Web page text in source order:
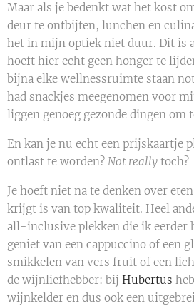
Maar als je bedenkt wat het kost
deur te ontbijten, lunchen en
het in mijn optiek niet duur. Dit is
hoeft hier echt geen honger te
bijna elke wellnessruimte staan
had snackjes meegenomen voor
liggen genoeg gezonde dingen om
En kan je nu echt een prijskaartje
ontlast te worden? Not really toch?
Je hoeft niet na te denken over
krijgt is van top kwaliteit. Heel
all-inclusive plekken die ik eerder
geniet van een cappuccino of een
smikkelen van vers fruit of een
de wijnliefhebber: bij Hubertus
wijnkelder en dus ook een